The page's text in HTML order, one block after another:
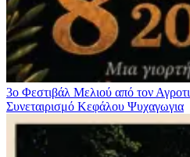
3ο Φεστιβάλ Μελιού από τον
Συνεταιρισμό Κεφάλου Ψυχαγωγια